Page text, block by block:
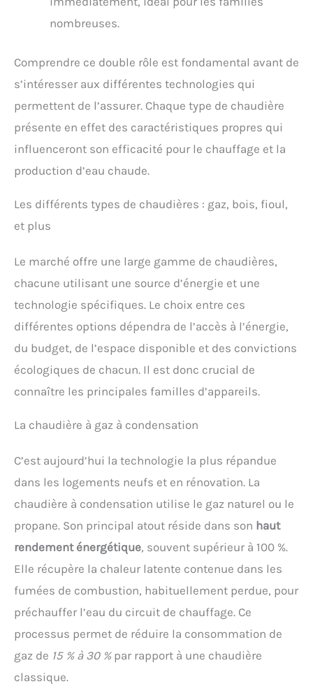
nombreuses.
Comprendre ce double rôle est fondamental avant de
s’intéresser aux différentes technologies qui
permettent de l’assurer. Chaque type de chaudière
présente en effet des caractéristiques propres qui
influenceront son efficacité pour le chauffage et la
production d’eau chaude.
Les différents types de chaudières : gaz, bois, fioul,
et plus
Le marché offre une large gamme de chaudières,
chacune utilisant une source d’énergie et une
technologie spécifiques. Le choix entre ces
différentes options dépendra de l’accès à l’énergie,
du budget, de l’espace disponible et des convictions
écologiques de chacun. Il est donc crucial de
connaître les principales familles d’appareils.
La chaudière à gaz à condensation
C’est aujourd’hui la technologie la plus répandue
dans les logements neufs et en rénovation. La
chaudière à condensation utilise le gaz naturel ou le
propane. Son principal atout réside dans son haut
rendement énergétique, souvent supérieur à 100 %.
Elle récupère la chaleur latente contenue dans les
fumées de combustion, habituellement perdue, pour
préchauffer l’eau du circuit de chauffage. Ce
processus permet de réduire la consommation de
gaz de 15 % à 30 %par rapport à une chaudière
classique.